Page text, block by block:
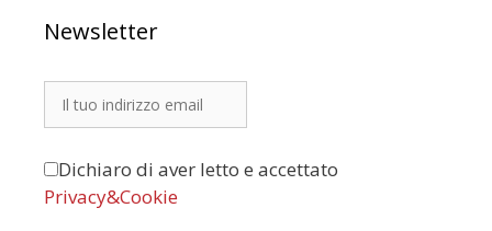
Newsletter
Dichiaro di aver letto e accettato
Privacy&Cookie